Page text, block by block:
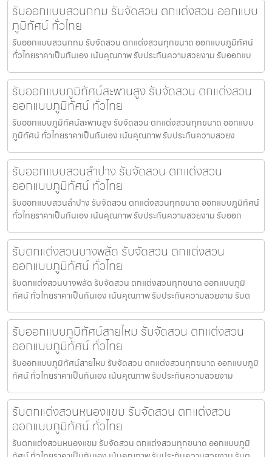
รับออกแบบสวนกทม รับจัดสวน ตกแต่งสวน ออกแบบ
ภูมิทัศน์ ทั่วไทย
รับออกแบบสวนกทม รับจัดสวน ตกแต่งสวนทุกขนาด ออกแบบภูมิทัศน์
ทั่วไทยราคาเป็นกันเอง เน้นคุณภาพ รับประกันความสวยงาม รับออกแบ
รับออกแบบภูมิทัศน์สะพานสูง รับจัดสวน ตกแต่งสวน
ออกแบบภูมิทัศน์ ทั่วไทย
รับออกแบบภูมิทัศน์สะพานสูง รับจัดสวน ตกแต่งสวนทุกขนาด ออกแบบ
ภูมิทัศน์ ทั่วไทยราคาเป็นกันเอง เน้นคุณภาพ รับประกันความสวยง
รับออกแบบสวนลำปาง รับจัดสวน ตกแต่งสวน
ออกแบบภูมิทัศน์ ทั่วไทย
รับออกแบบสวนลำปาง รับจัดสวน ตกแต่งสวนทุกขนาด ออกแบบภูมิทัศน์
ทั่วไทยราคาเป็นกันเอง เน้นคุณภาพ รับประกันความสวยงาม รับออก
รับตกแต่งสวนบางพลัด รับจัดสวน ตกแต่งสวน
ออกแบบภูมิทัศน์ ทั่วไทย
รับตกแต่งสวนบางพลัด รับจัดสวน ตกแต่งสวนทุกขนาด ออกแบบภูมิ
ทัศน์ ทั่วไทยราคาเป็นกันเอง เน้นคุณภาพ รับประกันความสวยงาม รับต
รับออกแบบภูมิทัศน์สายไหม รับจัดสวน ตกแต่งสวน
ออกแบบภูมิทัศน์ ทั่วไทย
รับออกแบบภูมิทัศน์สายไหม รับจัดสวน ตกแต่งสวนทุกขนาด ออกแบบภูมิ
ทัศน์ ทั่วไทยราคาเป็นกันเอง เน้นคุณภาพ รับประกันความสวยงาม
รับตกแต่งสวนหนองแขม รับจัดสวน ตกแต่งสวน
ออกแบบภูมิทัศน์ ทั่วไทย
รับตกแต่งสวนหนองแขม รับจัดสวน ตกแต่งสวนทุกขนาด ออกแบบภูมิ